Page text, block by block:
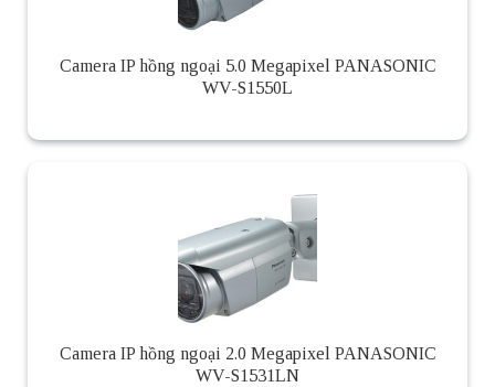
Camera IP hồng ngoại 5.0 Megapixel PANASONIC
WV-S1550L
Camera IP hồng ngoại 2.0 Megapixel PANASONIC
WV-S1531LN